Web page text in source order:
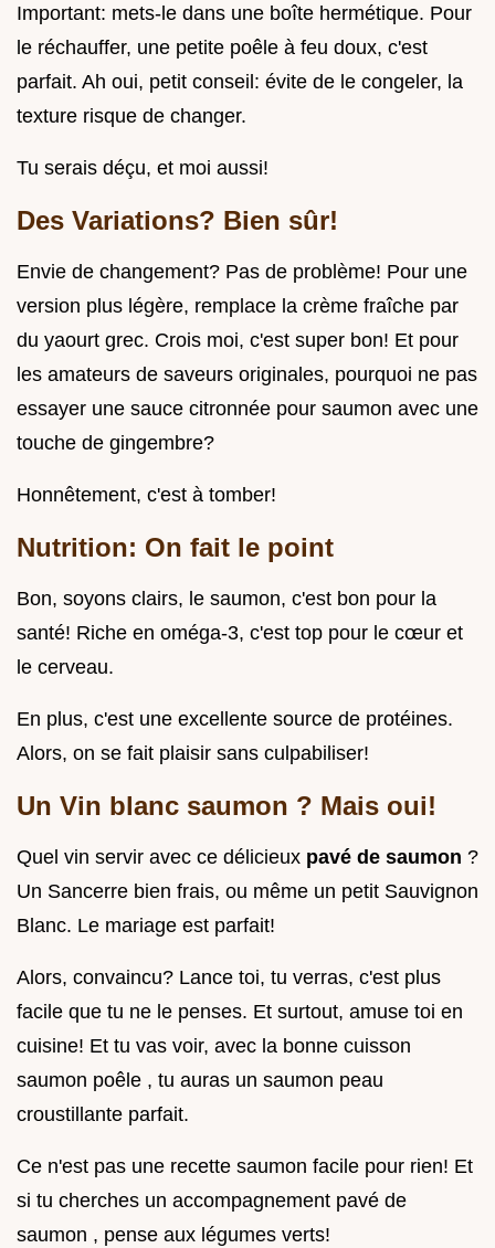
Important: mets-le dans une boîte hermétique. Pour
le réchauffer, une petite poêle à feu doux, c'est
parfait. Ah oui, petit conseil: évite de le congeler, la
texture risque de changer.
Tu serais déçu, et moi aussi!
Des Variations? Bien sûr!
Envie de changement? Pas de problème! Pour une
version plus légère, remplace la crème fraîche par
du yaourt grec. Crois moi, c'est super bon! Et pour
les amateurs de saveurs originales, pourquoi ne pas
essayer une sauce citronnée pour saumon avec une
touche de gingembre?
Honnêtement, c'est à tomber!
Nutrition: On fait le point
Bon, soyons clairs, le saumon, c'est bon pour la
santé! Riche en oméga-3, c'est top pour le cœur et
le cerveau.
En plus, c'est une excellente source de protéines.
Alors, on se fait plaisir sans culpabiliser!
Un Vin blanc saumon ? Mais oui!
Quel vin servir avec ce délicieux pavé de saumon ?
Un Sancerre bien frais, ou même un petit Sauvignon
Blanc. Le mariage est parfait!
Alors, convaincu? Lance toi, tu verras, c'est plus
facile que tu ne le penses. Et surtout, amuse toi en
cuisine! Et tu vas voir, avec la bonne cuisson
saumon poêle , tu auras un saumon peau
croustillante parfait.
Ce n'est pas une recette saumon facile pour rien! Et
si tu cherches un accompagnement pavé de
saumon , pense aux légumes verts!